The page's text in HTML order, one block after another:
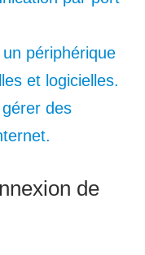
périphérique
et logicielles.
des
de